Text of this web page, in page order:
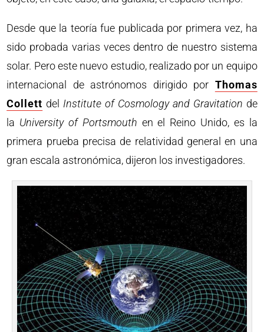
Desde que la teoría fue publicada por primera vez, ha
sido probada varias veces dentro de nuestro sistema
solar. Pero este nuevo estudio, realizado por un equipo
internacional de astrónomos dirigido por Thomas
Collett del Institute of Cosmology and Gravitation de
la University of Portsmouth en el Reino Unido, es la
primera prueba precisa de relatividad general en una
gran escala astronómica, dijeron los investigadores.